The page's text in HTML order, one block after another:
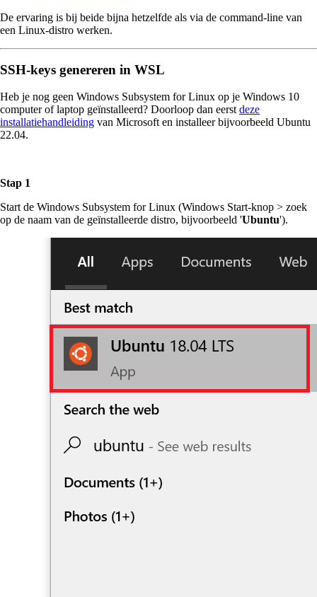
De ervaring is bij beide bijna hetzelfde als via de command-line van
een Linux-distro werken.
SSH-keys genereren in WSL
Heb je nog geen Windows Subsystem for Linux op je Windows 10
computer of laptop geïnstalleerd? Doorloop dan eerst deze
installatiehandleiding van Microsoft en installeer bijvoorbeeld Ubuntu
22.04.
Stap 1
Start de Windows Subsystem for Linux (Windows Start-knop > zoek
op de naam van de geïnstalleerde distro, bijvoorbeeld 'Ubuntu').